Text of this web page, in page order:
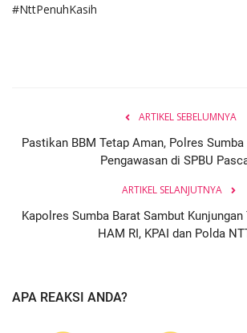
#NttPenuhKasih
ARTIKEL SEBELUMNYA
Pastikan BBM Tetap Aman, Polres
Pengawasan di SPBU
ARTIKEL SELANJUTNYA
Kapolres Sumba Barat Sambut
HAM RI, KPAI dan Polda
APA REAKSI ANDA?